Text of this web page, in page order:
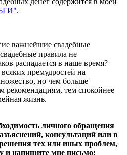
.
важнейшие свадебные
правила не
распадается в наше время?
премудростей на
но чем больше
рекомендациям, тем спокойнее
жизнь.
личного обращения
консультаций или в
тех или иных проблем,
и напишите мне письмо: